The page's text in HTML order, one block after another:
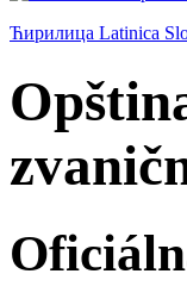
Ћирилица Latinica